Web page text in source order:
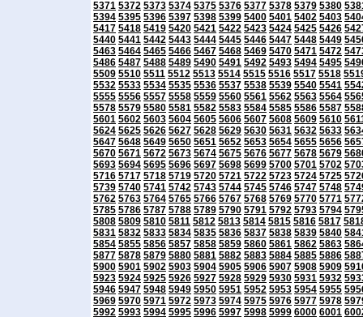
5371 5372 5373 5374 5375 5376 5377 5378 5379 5380
5394 5395 5396 5397 5398 5399 5400 5401 5402 5403
5417 5418 5419 5420 5421 5422 5423 5424 5425 5426
5440 5441 5442 5443 5444 5445 5446 5447 5448 5449
5463 5464 5465 5466 5467 5468 5469 5470 5471 5472
5486 5487 5488 5489 5490 5491 5492 5493 5494 5495
5509 5510 5511 5512 5513 5514 5515 5516 5517 5518
5532 5533 5534 5535 5536 5537 5538 5539 5540 5541
5555 5556 5557 5558 5559 5560 5561 5562 5563 5564
5578 5579 5580 5581 5582 5583 5584 5585 5586 5587
5601 5602 5603 5604 5605 5606 5607 5608 5609 5610
5624 5625 5626 5627 5628 5629 5630 5631 5632 5633
5647 5648 5649 5650 5651 5652 5653 5654 5655 5656
5670 5671 5672 5673 5674 5675 5676 5677 5678 5679
5693 5694 5695 5696 5697 5698 5699 5700 5701 5702
5716 5717 5718 5719 5720 5721 5722 5723 5724 5725
5739 5740 5741 5742 5743 5744 5745 5746 5747 5748
5762 5763 5764 5765 5766 5767 5768 5769 5770 5771
5785 5786 5787 5788 5789 5790 5791 5792 5793 5794
5808 5809 5810 5811 5812 5813 5814 5815 5816 5817
5831 5832 5833 5834 5835 5836 5837 5838 5839 5840
5854 5855 5856 5857 5858 5859 5860 5861 5862 5863
5877 5878 5879 5880 5881 5882 5883 5884 5885 5886
5900 5901 5902 5903 5904 5905 5906 5907 5908 5909
5923 5924 5925 5926 5927 5928 5929 5930 5931 5932
5946 5947 5948 5949 5950 5951 5952 5953 5954 5955
5969 5970 5971 5972 5973 5974 5975 5976 5977 5978
5992 5993 5994 5995 5996 5997 5998 5999 6000 6001